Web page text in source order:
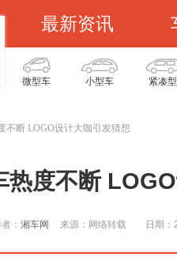
最新资讯
微型车 小型车 紧凑型
不断 LOGO设计大咖引发猜想
热度不断
： 湘车网 来源：网络转载 日期